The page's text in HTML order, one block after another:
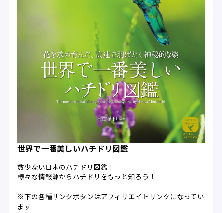
世界で一番美しいハチドリ図鑑
数少ない日本のハチドリ図鑑！
様々な情報源からハチドリをもっと知ろう！
※下の各種リンクボタンはアフィリエイトリンクになってい
ます